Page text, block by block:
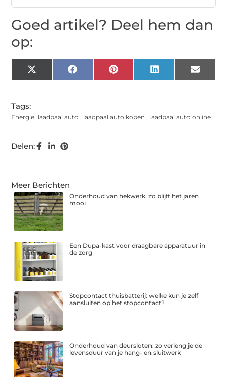
Goed artikel? Deel hem dan
op:
X
(Twitter)
Facebook Pinterest LinkedIn Email
Tags:
Energie, laadpaal auto , laadpaal auto kopen , laadpaal auto online
Delen:
Meer Berichten
Onderhoud van hekwerk, zo blijft het jaren
mooi
Een Dupa-kast voor draagbare apparatuur in
de zorg
Stopcontact thuisbatterij: welke kun je zelf
aansluiten op het stopcontact?
Onderhoud van deursloten: zo verleng je de
levensduur van je hang- en sluitwerk